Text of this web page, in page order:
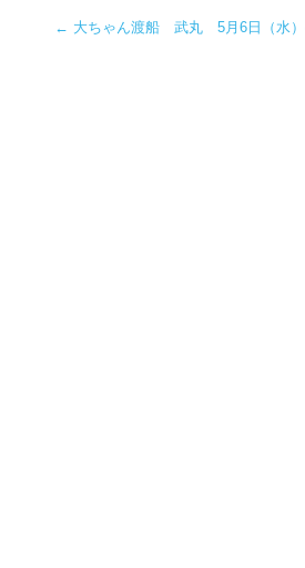
← 大ちゃん渡船 武丸 5月6日（水）